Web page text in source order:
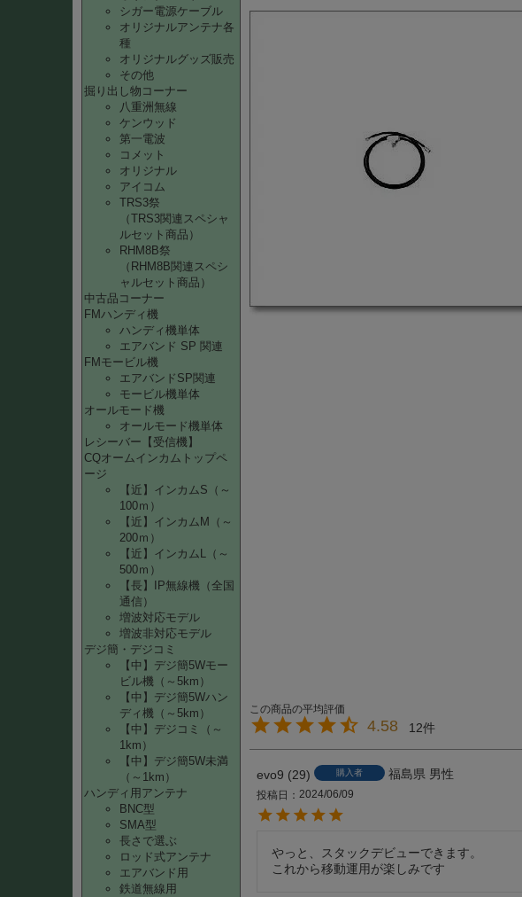
シガー電源ケーブル
オリジナルアンテナ各
種
オリジナルグッズ販売
その他
掘り出し物コーナー
八重洲無線
ケンウッド
第一電波
コメット
オリジナル
アイコム
TRS3祭
（TRS3関連スペシャ
ルセット商品）
RHM8B祭
（RHM8B関連スペシ
ャルセット商品）
中古品コーナー
FMハンディ機
ハンディ機単体
エアバンド SP 関連
FMモービル機
エアバンドSP関連
モービル機単体
オールモード機
オールモード機単体
レシーバー【受信機】
CQオームインカムトップペ
ージ
【近】インカムS（～
100ｍ）
【近】インカムM（～
200ｍ）
【近】インカムL（～
500ｍ）
【長】IP無線機（全国
通信）
増波対応モデル
増波非対応モデル
デジ簡・デジコミ
【中】デジ簡5Wモー
ビル機（～5km）
【中】デジ簡5Wハン
ディ機（～5km）
【中】デジコミ（～
1km）
【中】デジ簡5W未満
（～1km）
ハンディ用アンテナ
BNC型
SMA型
長さで選ぶ
ロッド式アンテナ
エアバンド用
鉄道無線用
4.58 12
evo9 29 購入者 福島県 男性
投稿日 2024/06/09
やっと、スタックデビューできます。
これから移動運用が楽しみです